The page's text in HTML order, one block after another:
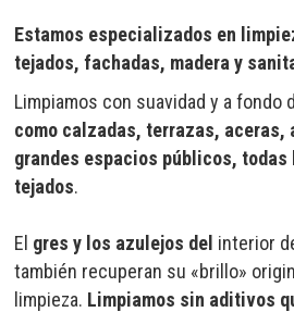
Estamos especializados en
tejados, fachadas, madera y
Limpiamos con suavidad y a fondo
como calzadas, terrazas, aceras,
grandes espacios públicos,
tejados.
El gres y los azulejos del interior
también recuperan su «brillo»
limpieza. Limpiamos sin aditivos